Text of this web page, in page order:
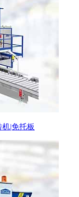
|免托板